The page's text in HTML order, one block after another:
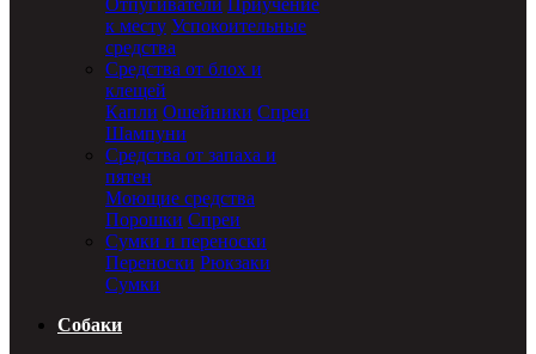
Отпугиватели Приучение
к месту Успокоительные
средства
Средства от блох и
клещей
Капли Ошейники Спреи
Шампуни
Средства от запаха и
пятен
Моющие средства
Порошки Спреи
Сумки и переноски
Переноски Рюкзаки
Сумки
Собаки